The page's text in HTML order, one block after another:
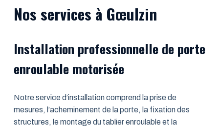
Nos services à Gœulzin
Installation professionnelle de porte
enroulable motorisée
Notre service d’installation comprend la prise de
mesures, l’acheminement de la porte, la fixation des
structures, le montage du tablier enroulable et la